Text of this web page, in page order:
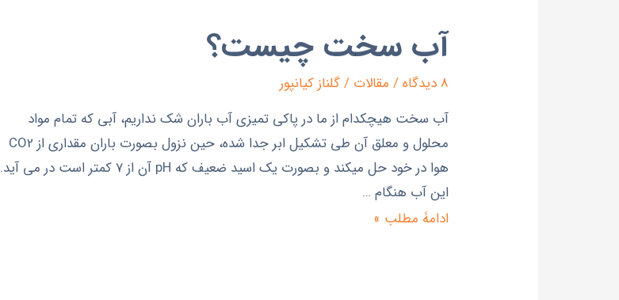
آب سخت چیست؟
8 دیدگاه / مقالات /گلناز کیانپور
آب سخت هيچکدام از ما در پاکي تميزي آب باران شک نداريم، آبي که تمام مواد
محلول و معلق آن طی تشکيل ابر جدا شده، حين نزول بصورت باران مقداری از CO2
هوا در خود حل ميکند و بصورت يک اسيد ضعيف که pH آن از 7 کمتر است در مي آيد.
اين آب هنگام …
ادامۀ مطلب »